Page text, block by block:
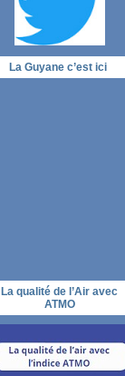
La Guyane c’est ici
La qualité de l’Air avec
ATMO